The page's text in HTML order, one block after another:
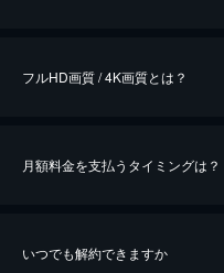
※40％ポイント還元の対象は、クレジ
iOSアプリのUコイン決済による作品
フルHD画質 / 4K画質とは？
月額料金を支払うタイミングは？
いつでも解約できますか